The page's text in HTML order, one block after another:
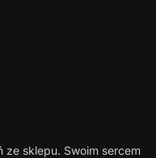
ze sklepu. Swoim sercem